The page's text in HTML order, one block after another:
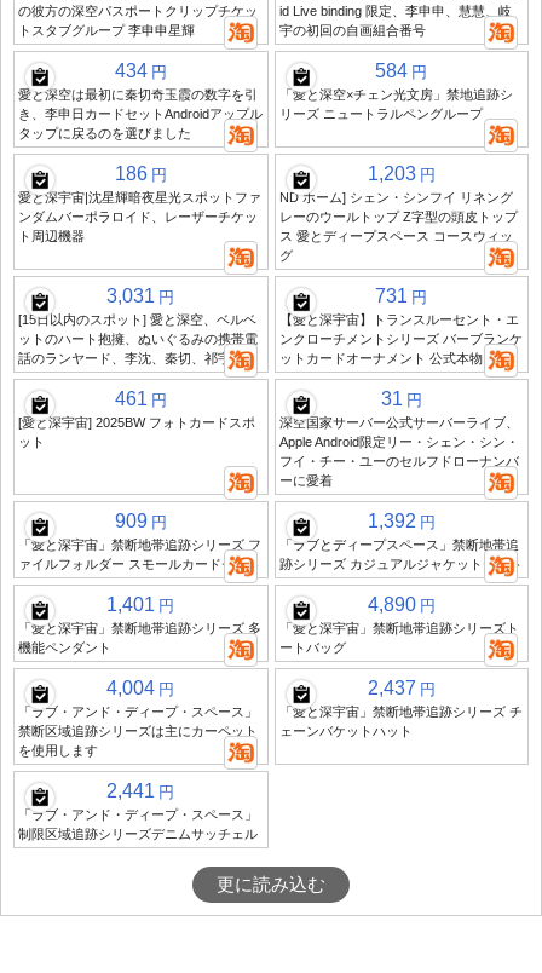
の彼方の深空パスポートクリップチケッ
トスタブグループ 李申申星輝
id Live binding 限定、李申申、慧慧、岐
宇の初回の自画組合番号
434 円
愛と深空は最初に秦切奇玉霞の数字を引
き、李申日カードセットAndroidアップル
タップに戻るのを選びました
584 円
「愛と深空×チェン光文房」禁地追跡シ
リーズ ニュートラルペングループ
186 円
愛と深宇宙|沈星輝暗夜星光スポットファ
ンダムバーポラロイド、レーザーチケッ
ト周辺機器
1,203 円
ND ホーム] シェン・シンフイ リネング
レーのウールトップ Z字型の頭皮トップ
ス 愛とディープスペース コースウィッ
グ
3,031 円
[15日以内のスポット] 愛と深空、ベルベ
ットのハート抱擁、ぬいぐるみの携帯電
話のランヤード、李沈、秦切、祁宇
731 円
【愛と深宇宙】トランスルーセント・エ
ンクローチメントシリーズ バーブランケ
ットカードオーナメント 公式本物
461 円
[愛と深宇宙] 2025BW フォトカードスポ
ット
31 円
深空国家サーバー公式サーバーライブ、
Apple Android限定リー・シェン・シン・
フイ・チー・ユーのセルフドローナンバ
ーに愛着
909 円
「愛と深宇宙」禁断地帯追跡シリーズ フ
ァイルフォルダー スモールカードセット
1,392 円
「ラブとディープスペース」禁断地帯追
跡シリーズ カジュアルジャケットセット
1,401 円
「愛と深宇宙」禁断地帯追跡シリーズ 多
機能ペンダント
4,890 円
「愛と深宇宙」禁断地帯追跡シリーズト
ートバッグ
4,004 円
「ラブ・アンド・ディープ・スペース」
禁断区域追跡シリーズは主にカーペット
を使用します
2,437 円
「愛と深宇宙」禁断地帯追跡シリーズ チ
ェーンバケットハット
2,441 円
「ラブ・アンド・ディープ・スペース」
制限区域追跡シリーズデニムサッチェル
更に読み込む